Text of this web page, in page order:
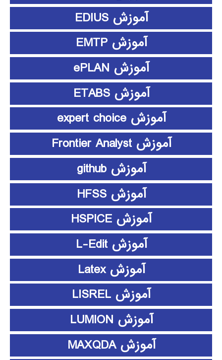
آموزش EDIUS
آموزش EMTP
آموزش ePLAN
آموزش ETABS
آموزش expert choice
آموزش Frontier Analyst
آموزش github
آموزش HFSS
آموزش HSPICE
آموزش L-Edit
آموزش Latex
آموزش LISREL
آموزش LUMION
آموزش MAXQDA